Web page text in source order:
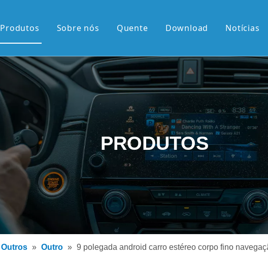
Produtos
13.1'Série OEM
12.3'Série OEM
Tela de 10,36'2K
Tela vertical de 9,7'
7'painel retrátil Android
9'/10'android
Novas chegadas
Leitor de MP3 para carro
Sobre nós Quente Download Notícias
PRODUTOS
Outros » Outro » 9 polegada android carro estéreo corpo fino